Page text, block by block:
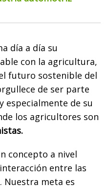
día a día su
con la agricultura,
futuro sostenible del
de ser parte
especialmente de su
los agricultores son
concepto a nivel
entre las
Nuestra meta es